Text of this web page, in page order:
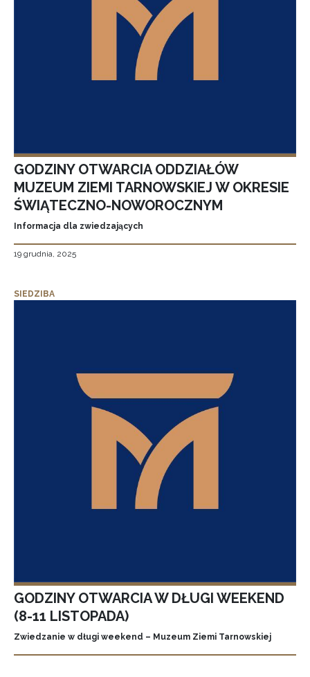
GODZINY OTWARCIA ODDZIAŁÓW
MUZEUM ZIEMI TARNOWSKIEJ W OKRESIE
ŚWIĄTECZNO-NOWOROCZNYM
Informacja dla zwiedzających
19 grudnia, 2025
SIEDZIBA
GODZINY OTWARCIA W DŁUGI WEEKEND
(8-11 LISTOPADA)
Zwiedzanie w długi weekend – Muzeum Ziemi Tarnowskiej